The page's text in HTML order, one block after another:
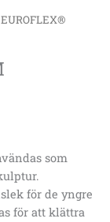
som
för de yngre
för att klättra